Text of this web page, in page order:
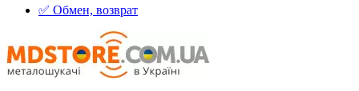
✅ Обмен, возврат